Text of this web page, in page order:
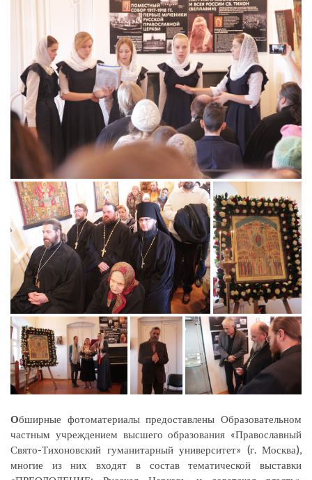
Обширные фотоматериалы предоставлены Образовательном
частным учреждением высшего образования «Православный
Свято-Тихоновский гуманитарный университет» (г. Москва),
многие из них входят в состав тематической выставки